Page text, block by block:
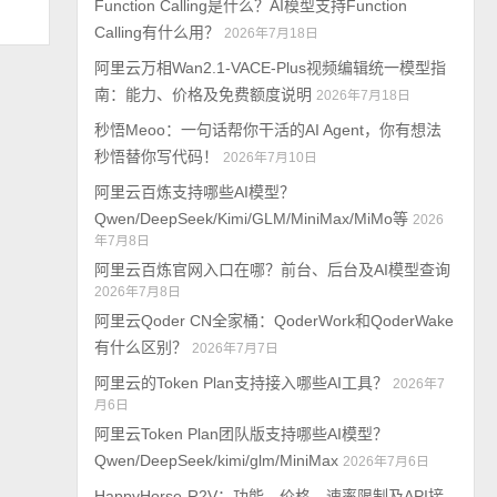
Function Calling是什么？AI模型支持Function
Calling有什么用？
2026年7月18日
阿里云万相Wan2.1-VACE-Plus视频编辑统一模型指
南：能力、价格及免费额度说明 2026年7月18日
秒悟Meoo：一句话帮你干活的AI Agent，你有想法
秒悟替你写代码！
2026年7月10日
阿里云百炼支持哪些AI模型？
Qwen/DeepSeek/Kimi/GLM/MiniMax/MiMo等 2026
年7月8日
阿里云百炼官网入口在哪？前台、后台及AI模型查询
2026年7月8日
阿里云Qoder CN全家桶：QoderWork和QoderWake
有什么区别？
2026年7月7日
阿里云的Token Plan支持接入哪些AI工具？
2026年7
月6日
阿里云Token Plan团队版支持哪些AI模型？
Qwen/DeepSeek/kimi/glm/MiniMax 2026年7月6日